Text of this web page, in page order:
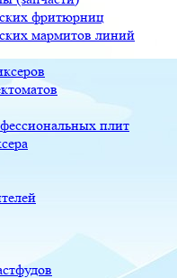
фритюрниц
мармитов линий
плит